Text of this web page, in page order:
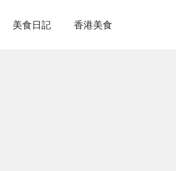
美食日記 香港美食